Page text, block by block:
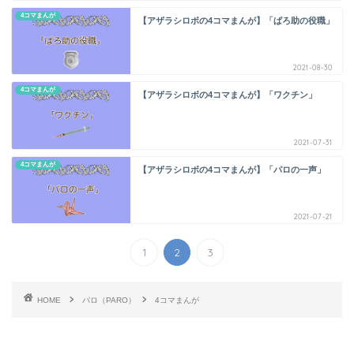
4コマまんが
【アザラシロボの4コマまんが】「ぱろ助の役職」
2021-08-30
4コマまんが
【アザラシロボの4コマまんが】「ワクチン」
2021-07-31
4コマまんが
【アザラシロボの4コマまんが】「パロの一声」
2021-07-21
1 2 3
HOME パロ（PARO） 4コマまんが